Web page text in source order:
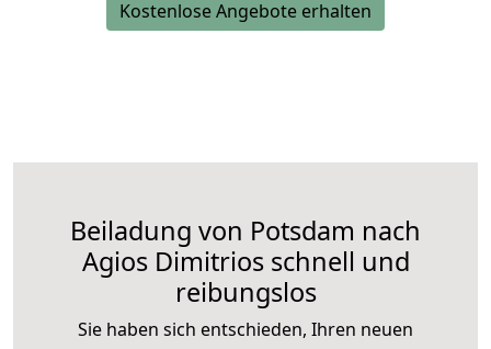
Kostenlose Angebote erhalten
Beiladung von Potsdam nach
Agios Dimitrios schnell und
reibungslos
Sie haben sich entschieden, Ihren neuen